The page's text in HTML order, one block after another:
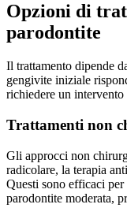
Opzioni di
parodontite
Il trattamento dipende
gengivite iniziale
richiedere un
Trattamenti non
Gli approcci non
radicolare, la terapia
Questi sono efficaci
parodontite moderata,